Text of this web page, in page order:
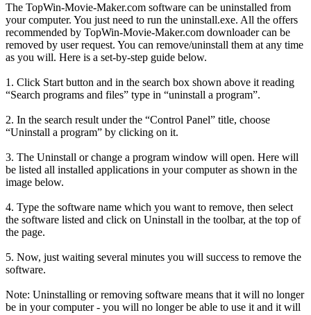
The TopWin-Movie-Maker.com software can be uninstalled from
your computer. You just need to run the uninstall.exe. All the offers
recommended by TopWin-Movie-Maker.com downloader can be
removed by user request. You can remove/uninstall them at any time
as you will. Here is a set-by-step guide below.
1. Click Start button and in the search box shown above it reading
“Search programs and files” type in “uninstall a program”.
2. In the search result under the “Control Panel” title, choose
“Uninstall a program” by clicking on it.
3. The Uninstall or change a program window will open. Here will
be listed all installed applications in your computer as shown in the
image below.
4. Type the software name which you want to remove, then select
the software listed and click on Uninstall in the toolbar, at the top of
the page.
5. Now, just waiting several minutes you will success to remove the
software.
Note: Uninstalling or removing software means that it will no longer
be in your computer - you will no longer be able to use it and it will